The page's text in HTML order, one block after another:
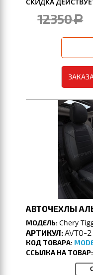
12350a
АВТОЧЕХЛЫ
МОДЕЛЬ:Chery
АРТИКУЛ:AVTO-2
КОД ТОВАРА:
ССЫЛКА НА ТОВАР: